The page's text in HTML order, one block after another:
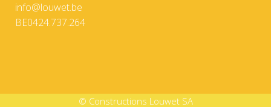
info@louwet.be
BE0424.737.264
© Constructions Louwet SA